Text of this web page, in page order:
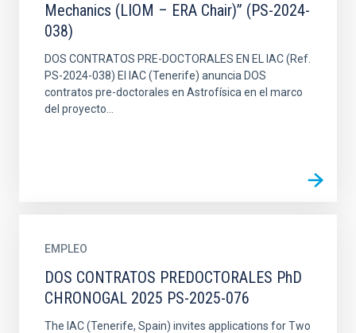
Mechanics (LIOM – ERA Chair)” (PS-2024-
038)
DOS CONTRATOS PRE-DOCTORALES EN EL IAC (Ref.
PS-2024-038) El IAC (Tenerife) anuncia DOS
contratos pre-doctorales en Astrofísica en el marco
del proyecto...
EMPLEO
DOS CONTRATOS PREDOCTORALES PhD
CHRONOGAL 2025 PS-2025-076
The IAC (Tenerife, Spain) invites applications for Two